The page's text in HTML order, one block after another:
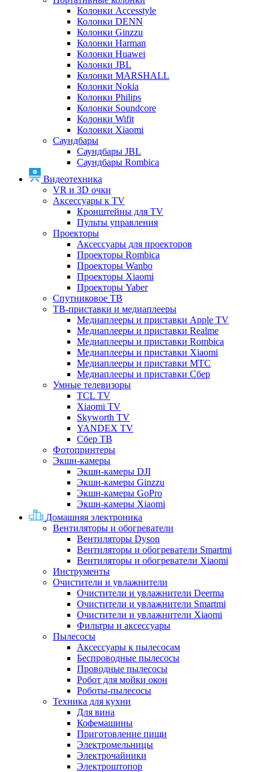
Колонки Accesstyle
Колонки DENN
Колонки Ginzzu
Колонки Harman
Колонки Huawei
Колонки JBL
Колонки MARSHALL
Колонки Nokia
Колонки Philips
Колонки Soundcore
Колонки Wifit
Колонки Xiaomi
Саундбары
Саундбары JBL
Саундбары Rombica
Видеотехника
VR и 3D очки
Аксессуары к TV
Кронштейны для TV
Пульты управления
Проекторы
Аксессуары для проекторов
Проекторы Rombica
Проекторы Wanbo
Проекторы Xiaomi
Проекторы Yaber
Спутниковое ТВ
ТВ-приставки и медиаплееры
Медиаплееры и приставки Apple TV
Медиаплееры и приставки Realme
Медиаплееры и приставки Rombica
Медиаплееры и приставки Xiaomi
Медиаплееры и приставки МТС
Медиаплееры и приставки Сбер
Умные телевизоры
TCL TV
Xiaomi TV
Skyworth TV
YANDEX TV
Сбер ТВ
Фотопринтеры
Экшн-камеры
Экшн-камеры DJI
Экшн-камеры Ginzzu
Экшн-камеры GoPro
Экшн-камеры Xiaomi
Домашняя электроника
Вентиляторы и обогреватели
Вентиляторы Dyson
Вентиляторы и обогреватели Smartmi
Вентиляторы и обогреватели Xiaomi
Инструменты
Очистители и увлажнители
Очистители и увлажнители Deerma
Очистители и увлажнители Smartmi
Очистители и увлажнители Xiaomi
Фильтры и аксессуары
Пылесосы
Аксессуары к пылесосам
Беспроводные пылесосы
Проводные пылесосы
Робот для мойки окон
Роботы-пылесосы
Техника для кухни
Для вина
Кофемашины
Приготовление пищи
Электромельницы
Электрочайники
Электроштопор